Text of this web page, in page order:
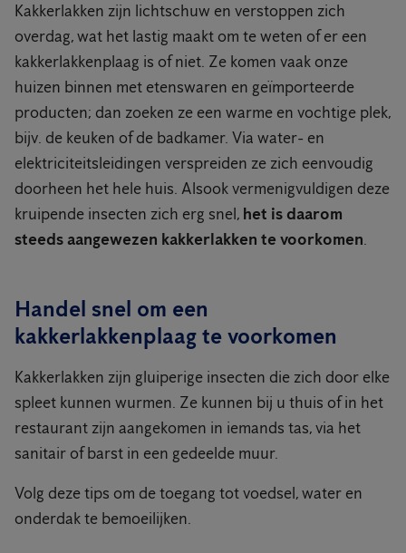
Kakkerlakken zijn lichtschuw en verstoppen zich
overdag, wat het lastig maakt om te weten of er een
kakkerlakkenplaag is of niet. Ze komen vaak onze
huizen binnen met etenswaren en geïmporteerde
producten; dan zoeken ze een warme en vochtige plek,
bijv. de keuken of de badkamer. Via water- en
elektriciteitsleidingen verspreiden ze zich eenvoudig
doorheen het hele huis. Alsook vermenigvuldigen deze
kruipende insecten zich erg snel, het is daarom
steeds aangewezen kakkerlakken te voorkomen.
Handel snel om een ​​
kakkerlakkenplaag te voorkomen
Kakkerlakken zijn gluiperige insecten die zich door elke
spleet kunnen wurmen. Ze kunnen bij u thuis of in het
restaurant zijn aangekomen in iemands tas, via het
sanitair of barst in een gedeelde muur.
Volg deze tips om de toegang tot voedsel, water en
onderdak te bemoeilijken.